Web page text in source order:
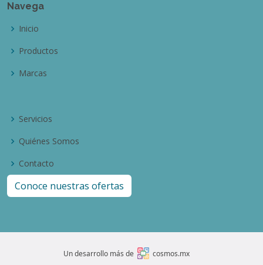
Navega
Inicio
Productos
Marcas
Servicios
Quiénes Somos
Contacto
Conoce nuestras ofertas
Un desarrollo más de cosmos.mx